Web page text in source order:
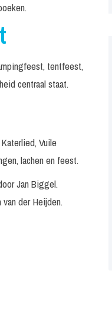
tentfeest,
centraal staat.
Vuile
lachen en feest.
Jan Biggel.
der Heijden.